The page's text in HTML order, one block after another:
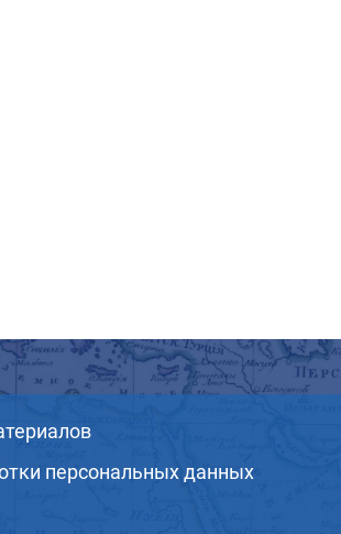
персональных данных